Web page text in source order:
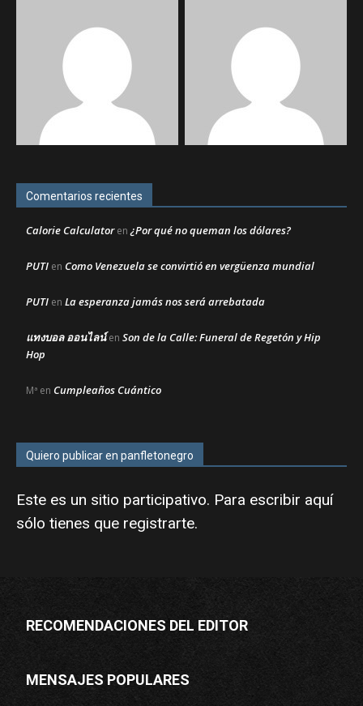
Comentarios recientes
Calorie Calculatoren¿Por qué no queman los dólares?
PUTI en Como Venezuela se convirtió en vergüenza mundial
PUTI en La esperanza jamás nos será arrebatada
แทงบอล ออนไลน์en Son de la Calle: Funeral de Regetón y Hip
Hop
Mª en Cumpleaños Cuántico
Quiero publicar en panfletonegro
Este es un sitio participativo. Para escribir aquí
sólo tienes que registrarte.
RECOMENDACIONES DEL EDITOR
MENSAJES POPULARES